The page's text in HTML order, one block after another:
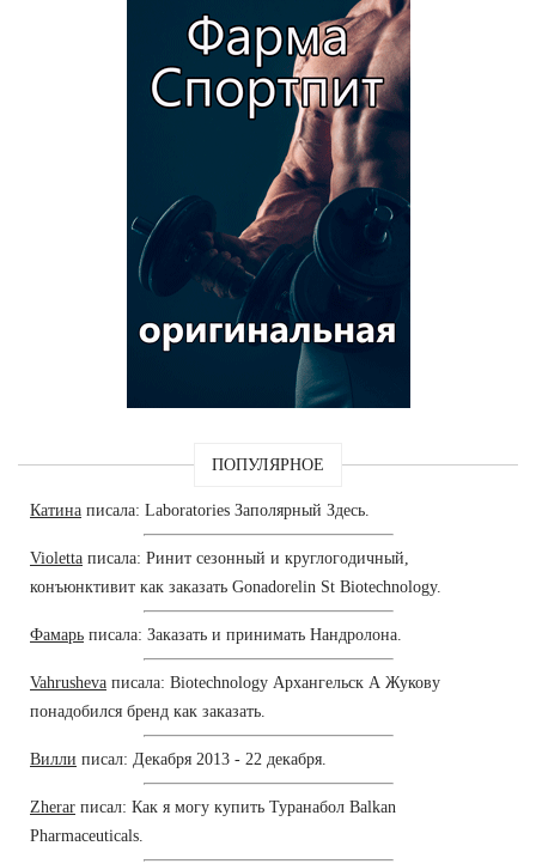
ПОПУЛЯРНОЕ
Катина писала: Laboratories Заполярный Здесь.
Violetta писала: Ринит сезонный и круглогодичный,
конъюнктивит как заказать Gonadorelin St Biotechnology.
Фамарь писала: Заказать и принимать Нандролона.
Vahrusheva писала: Biotechnology Архангельск А Жукову
понадобился бренд как заказать.
Вилли писал: Декабря 2013 - 22 декабря.
Zherar писал: Как я могу купить Туранабол Balkan
Pharmaceuticals.